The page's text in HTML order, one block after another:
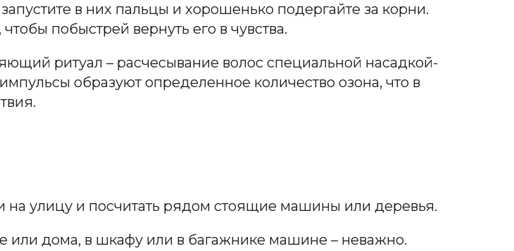
в них пальцы и хорошенько подергайте за корни.
побыстрей вернуть его в чувства.
ритуал – расчесывание волос специальной насадкой-
образуют определенное количество озона, что в
улицу и посчитать рядом стоящие машины или деревья.
или дома, в шкафу или в багажнике машине – неважно.